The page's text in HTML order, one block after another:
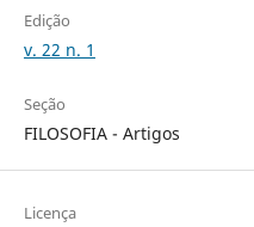
Edição
v. 22 n. 1
Seção
FILOSOFIA - Artigos
Licença